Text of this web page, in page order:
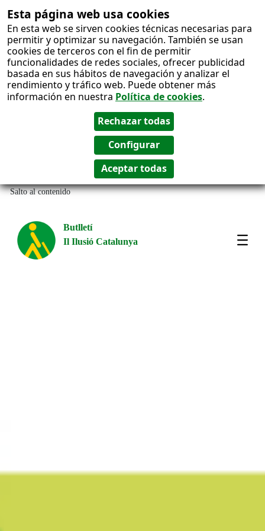
Esta página web usa cookies
En esta web se sirven cookies técnicas necesarias para
permitir y optimizar su navegación. También se usan
cookies de terceros con el fin de permitir
funcionalidades de redes sociales, ofrecer publicidad
basada en sus hábitos de navegación y analizar el
rendimiento y tráfico web. Puede obtener más
información en nuestra Política de cookies.
Salto al contenido
Butlletí
Il Ilusió Catalunya